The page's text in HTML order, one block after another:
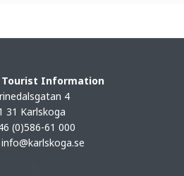
Tourist Information
4
31 Karlskoga
(0)586-61 000
info@karlskoga.se